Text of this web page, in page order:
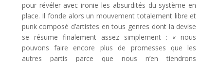
pour révéler avec ironie les absurdités du système en
place. Il fonde alors un mouvement totalement libre et
punk composé d’artistes en tous genres dont la devise
se résume finalement assez simplement : « nous
pouvons faire encore plus de promesses que les
autres partis parce que nous n’en tiendrons